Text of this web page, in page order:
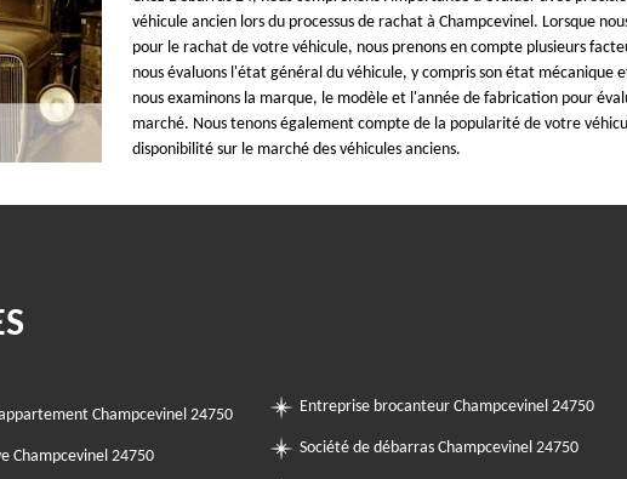
véhicule ancien lors du processus de rachat à Champcevinel. Lorsque
pour le rachat de votre véhicule, nous prenons en compte plusieurs
nous évaluons l'état général du véhicule, y compris son état mécanique
nous examinons la marque, le modèle et l'année de fabrication pour
marché. Nous tenons également compte de la popularité de votre
disponibilité sur le marché des véhicules anciens.
Champcevinel 24750
Champcevinel 24750
Entreprise brocanteur Champcevinel 24750
Société de débarras Champcevinel 24750